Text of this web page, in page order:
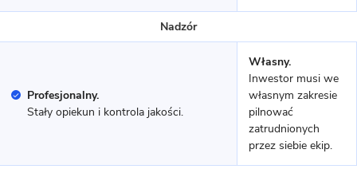
Nadzór
Profesjonalny.
Stały opiekun i kontrola jakości.
Własny.
Inwestor musi we
własnym zakresie
pilnować
zatrudnionych
przez siebie ekip.